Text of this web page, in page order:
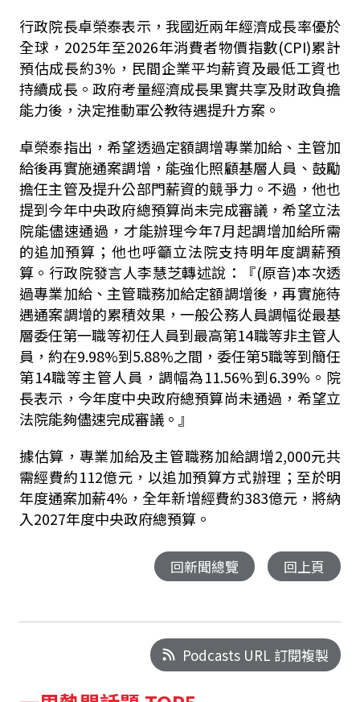
行政院長卓榮泰表示，我國近兩年經濟成長率優於
全球，2025年至2026年消費者物價指數(CPI)累計
預估成長約3%，民間企業平均薪資及最低工資也
持續成長。政府考量經濟成長果實共享及財政負擔
能力後，決定推動軍公教待遇提升方案。
卓榮泰指出，希望透過定額調增專業加給、 主管加
給後再實施通案調增，能強化照顧基層人員、 鼓勵
擔任主管及提升公部門薪資的競爭力。不過，他也
提到今年中央政府總預算尚未完成審議，希望立法
院能儘速通過，才能辦理今年7月起調增加給所需
的追加預算；他也呼籲立法院支持明年度調薪預
算。行政院發言人李慧芝轉述說：『(原音)本次透
過專業加給、主管職務加給定額調增後，再實施待
遇通案調增的累積效果，一般公務人員調幅從最基
層委任第一職等初任人員到最高第14職等非主管人
員，約在9.98%到5.88%之間，委任第5職等到簡任
第14職等主管人員，調幅為11.56%到6.39%。院
長表示，今年度中央政府總預算尚未通過，希望立
法院能夠儘速完成審議。』
據估算，專業加給及主管職務加給調增2,000元共
需經費約112億元，以追加預算方式辦理；至於明
年度通案加薪4%，全年新增經費約383億元，將納
入2027年度中央政府總預算。
回新聞總覽 回上頁
Podcasts URL 訂閱複製